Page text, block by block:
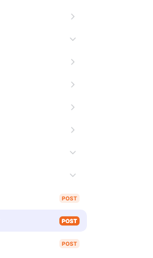
POST
POST
POST